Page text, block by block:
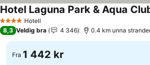
4 StjernerHotell
Hotel Laguna Park & Aqua
8,3 Veldig bra 4 346 0.4 km unna
Fra 1 442 kr